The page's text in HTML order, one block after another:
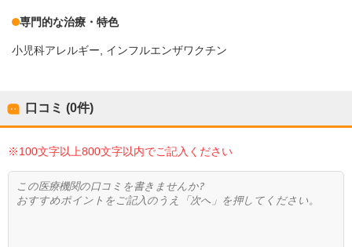
専門的な治療・特色
小児科アレルギー インフルエンザワクチン
口コミ (0件)
※100文字以上800文字以内でご記入ください